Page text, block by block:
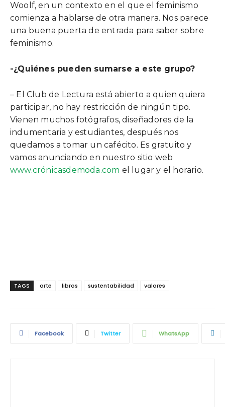
Woolf, en un contexto en el que el feminismo
comienza a hablarse de otra manera. Nos parece
una buena puerta de entrada para saber sobre
feminismo.
-¿Quiénes pueden sumarse a este grupo?
– El Club de Lectura está abierto a quien quiera
participar, no hay restricción de ningún tipo.
Vienen muchos fotógrafos, diseñadores de la
indumentaria y estudiantes, después nos
quedamos a tomar un cafécito. Es gratuito y
vamos anunciando en nuestro sitio web
www.crónicasdemoda.com el lugar y el horario.
TAGS arte libros sustentabilidad valores
Facebook Twitter WhatsApp